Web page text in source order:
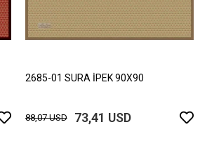
2685-01 SURA İPEK 90X90
88,07 USD 73,41 USD